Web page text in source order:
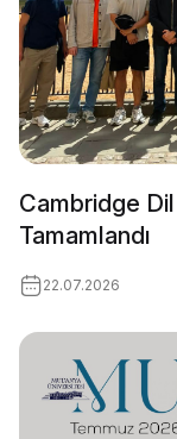
Cambridge
Tamamlandı
22.07.2026